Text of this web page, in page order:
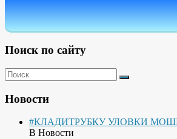
Поиск по сайту
Новости
#КЛАДИТРУБКУ УЛОВКИ
В Новости